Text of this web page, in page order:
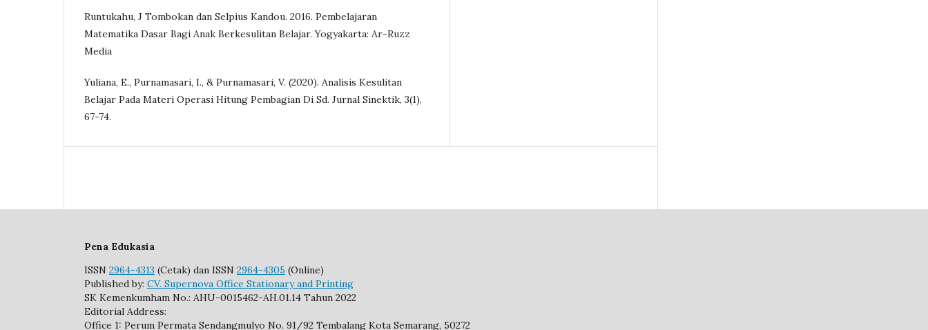
Runtukahu, J Tombokan dan Selpius Kandou. 2016. Pembelajaran
Matematika Dasar Bagi Anak Berkesulitan Belajar. Yogyakarta: Ar-Ruzz
Media
Yuliana, E., Purnamasari, I., & Purnamasari, V. (2020). Analisis Kesulitan
Belajar Pada Materi Operasi Hitung Pembagian Di Sd. Jurnal Sinektik, 3(1),
67-74.
Pena Edukasia
ISSN 2964-4313 (Cetak) dan ISSN 2964-4305 (Online)
Published by: CV. Supernova Office Stationary and Printing
SK Kemenkumham No.: AHU-0015462-AH.01.14 Tahun 2022
Editorial Address:
Office 1: Perum Permata Sendangmulyo No. 91/92 Tembalang Kota Semarang, 50272